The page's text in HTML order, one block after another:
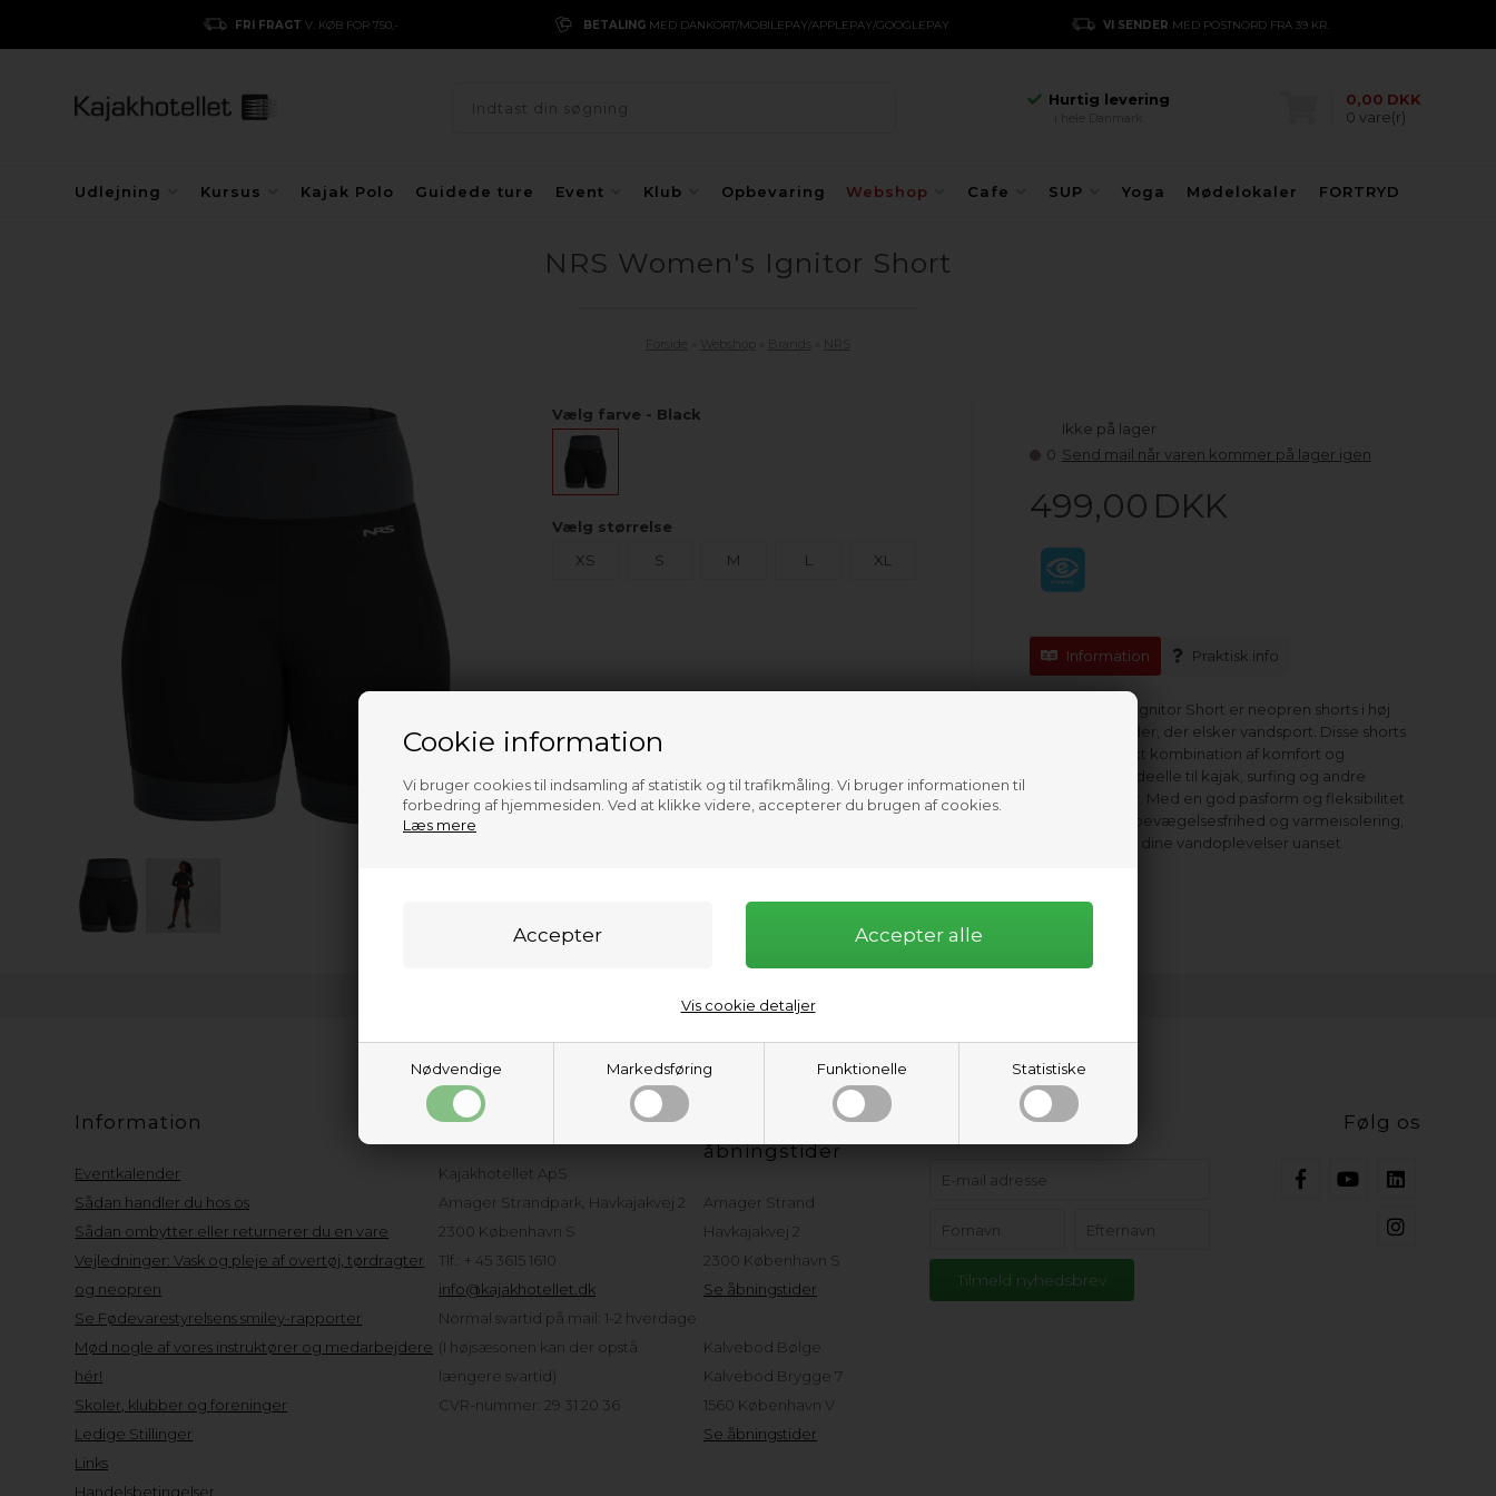
Cookie information
Vi bruger cookies til indsamling af statistik og til trafikmåling. Vi bruger informationen til
forbedring af hjemmesiden. Ved at klikke videre, accepterer du brugen af cookies.
Læs mere
Nødvendige Markedsføring Funktionelle Statistiske
Vis cookie detaljer
FRI FRAGT V. KØB FOR 750,- BETALING MED DANKORT/MOBILEPAY/APPLEPAY/GOOGLEPAY VI SENDER MED POSTNORD FRA 39 KR.
Hurtig levering
Hurtig levering
i hele Danmark
i hele Danmark
0,00 DKK
0 vare(r)
Udlejning Kursus Kajak Polo Guidede ture Event Klub Opbevaring Webshop Cafe SUP Yoga Mødelokaler FORTRYD
NRS Women's Ignitor Short
Vælg farve - Black
Vælg størrelse
XS
S M L XL
0
Ikke på lager
Send mail når varen kommer på lager igen
499,00 DKK
Information Praktisk info
NRS Women's Ignitor Short er neopren shorts i høj
kvalitet til kvinder, der elsker vandsport. Disse shorts
giver en perfekt kombination af komfort og
funktionalitet, ideelle til kajak, surfing og andre
vandaktiviteter. Med en god pasform og fleksibilitet
får du optimal bevægelsesfrihed og varmeisolering,
så du kan nyde dine vandoplevelser uanset
Information
Eventkalender
Sådan handler du hos os
Sådan ombytter eller returnerer du en vare
Vejledninger: Vask og pleje af overtøj, tørdragter
og neopren
Se Fødevarestyrelsens smiley-rapporter
Mød nogle af vores instruktører og medarbejdere
hér!
Skoler, klubber og foreninger
Ledige Stillinger
Links
Handelsbetingelser
Kundeservice
Kajakhotellet ApS
Amager Strandpark, Havkajakvej 2
2300 København S
Tlf.: + 45 3615 1610
info@kajakhotellet.dk
Normal svartid på mail: 1-2 hverdage
(I højsæsonen kan der opstå
længere svartid)
CVR-nummer: 29 31 20 36
åbningstider
Amager Strand
Havkajakvej 2
2300 København S
Se åbningstider
Kalvebod Bølge
Kalvebod Brygge 7
1560 København V
Se åbningstider
Hold dig opdateret Følg os